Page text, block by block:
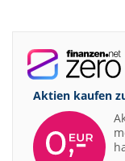
Aktien kaufen